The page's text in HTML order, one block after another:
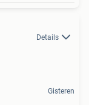
Details
Gisteren